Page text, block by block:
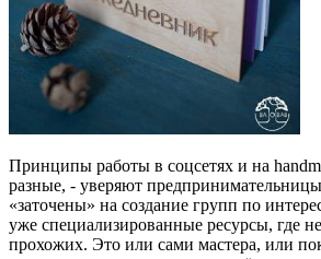
Принципы работы в соцсетях и на
разные, - уверяют
«заточены» на создание групп по
уже специализированные ресурсы, где
прохожих. Это или сами мастера, или